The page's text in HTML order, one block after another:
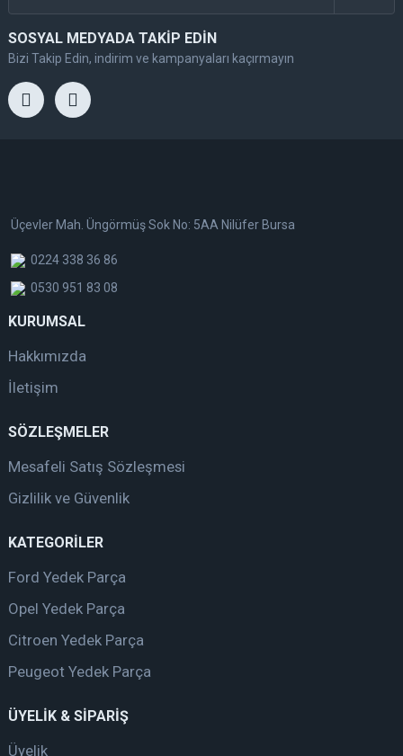
SOSYAL MEDYADA TAKİP EDİN
Bizi Takip Edin, indirim ve kampanyaları kaçırmayın
Üçevler Mah. Üngörmüş Sok No: 5AA Nilüfer Bursa
0224 338 36 86
0530 951 83 08
KURUMSAL
Hakkımızda
İletişim
SÖZLEŞMELER
Mesafeli Satış Sözleşmesi
Gizlilik ve Güvenlik
KATEGORİLER
Ford Yedek Parça
Opel Yedek Parça
Citroen Yedek Parça
Peugeot Yedek Parça
ÜYELİK & SİPARİŞ
Üyelik